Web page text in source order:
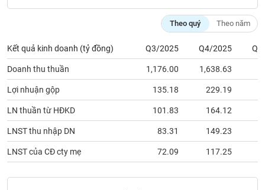
Theo quý Theo năm
Kết quả kinh doanh (tỷ đồng) Q3/2025 Q4/2025
Doanh thu thuần 1,176.00 1,638.63
Lợi nhuận gộp 135.18 229.19
LN thuần từ HĐKD 101.83 164.12
LNST thu nhập DN 83.31 149.23
LNST của CĐ cty mẹ 72.09 117.25
Báo
cáo
phân
tích
(-)
Thuật
ngữ
(-)
Dịch